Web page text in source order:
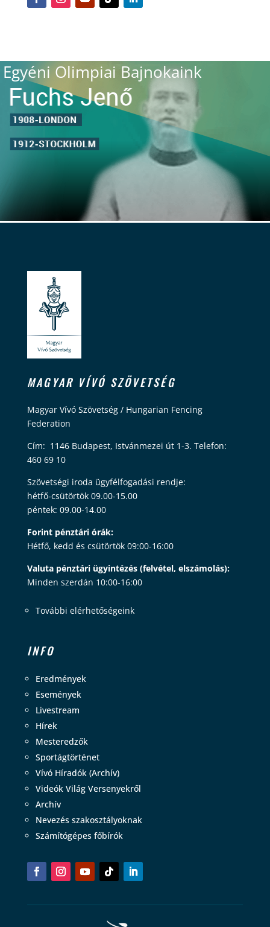
Egyéni Olimpiai Bajnokaink
MAGYAR VÍVÓ SZÖVETSÉG
Magyar Vívó Szövetség / Hungarian Fencing
Federation
Cím: 1146 Budapest, Istvánmezei út 1-3. Telefon:
460 69 10
Szövetségi iroda ügyfélfogadási rendje:
hétfő-csütörtök 09.00-15.00
péntek: 09.00-14.00
Forint pénztári órák:
Hétfő, kedd és csütörtök 09:00-16:00
Valuta pénztári ügyintézés (felvétel, elszámolás):
Minden szerdán 10:00-16:00
További elérhetőségeink
INFO
Eredmények
Események
Livestream
Hírek
Mesteredzők
Sportágtörténet
Vívó Híradók (Archív)
Videók Világ Versenyekről
Archív
Nevezés szakosztályoknak
Számítógépes főbírók